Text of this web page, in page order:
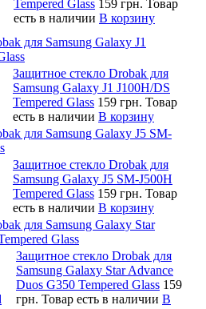
Tempered Glass 159 грн. Товар
есть в наличии В корзину
для Samsung Galaxy J1
Защитное стекло Drobak для
Samsung Galaxy J1 J100H/DS
Tempered Glass 159 грн. Товар
есть в наличии В корзину
для Samsung Galaxy J5 SM-
Защитное стекло Drobak для
Samsung Galaxy J5 SM-J500H
Tempered Glass 159 грн. Товар
есть в наличии В корзину
для Samsung Galaxy Star
Glass
Защитное стекло Drobak для
Samsung Galaxy Star Advance
Duos G350 Tempered Glass 159
грн. Товар есть в наличии В